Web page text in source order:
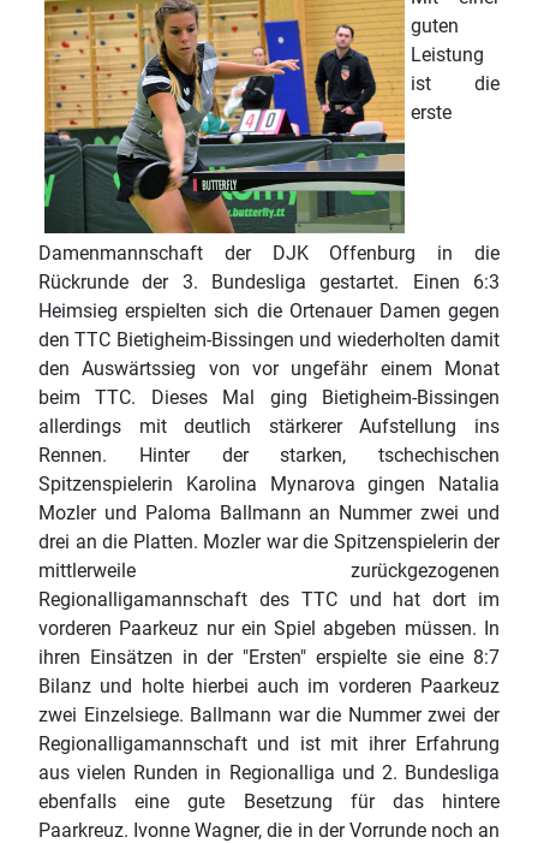
guten
Leistung
ist die
erste
Damenmannschaft der DJK Offenburg in die
Rückrunde der 3. Bundesliga gestartet. Einen 6:3
Heimsieg erspielten sich die Ortenauer Damen gegen
den TTC Bietigheim-Bissingen und wiederholten damit
den Auswärtssieg von vor ungefähr einem Monat
beim TTC. Dieses Mal ging Bietigheim-Bissingen
allerdings mit deutlich stärkerer Aufstellung ins
Rennen. Hinter der starken, tschechischen
Spitzenspielerin Karolina Mynarova gingen Natalia
Mozler und Paloma Ballmann an Nummer zwei und
drei an die Platten. Mozler war die Spitzenspielerin der
mittlerweile zurückgezogenen
Regionalligamannschaft des TTC und hat dort im
vorderen Paarkeuz nur ein Spiel abgeben müssen. In
ihren Einsätzen in der "Ersten" erspielte sie eine 8:7
Bilanz und holte hierbei auch im vorderen Paarkeuz
zwei Einzelsiege. Ballmann war die Nummer zwei der
Regionalligamannschaft und ist mit ihrer Erfahrung
aus vielen Runden in Regionalliga und 2. Bundesliga
ebenfalls eine gute Besetzung für das hintere
Paarkreuz. Ivonne Wagner, die in der Vorrunde noch an